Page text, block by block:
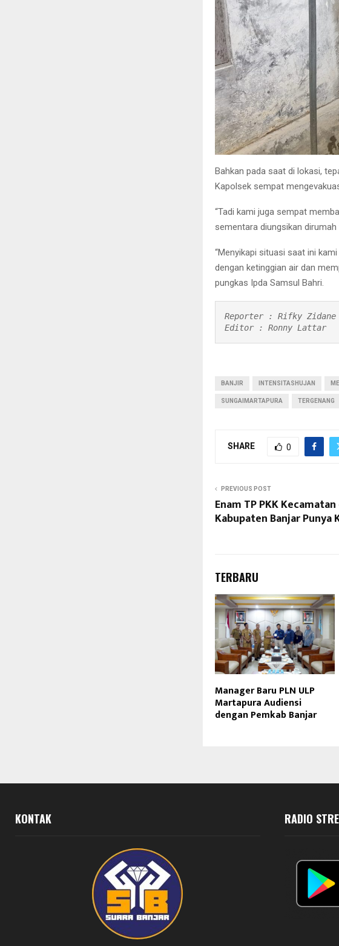
Bahkan pada saat di lokasi,
Kapolsek sempat
“Tadi kami juga sempat
sementara diungsikan
“Menyikapi situasi saat ini
dengan ketinggian air dan
pungkas Ipda Samsul Bahri.
Reporter : Rifky Zidane
Editor : Ronny Lattar
BANJIR INTENSITASHUJAN
SUNGAIMARTAPURA TERGENANG
SHARE 0
PREVIOUS POST
Enam TP PKK
Kabupaten Banjar Punya
TERBARU
Manager Baru PLN ULP
Martapura Audiensi
dengan Pemkab Banjar
KONTAK RADIO